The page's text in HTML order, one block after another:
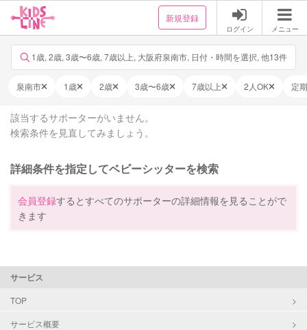
新規登録
ログイン メニュー
1歳, 2歳, 3歳〜6歳, 7歳以上, 大阪府泉南市, 日付・時間を選択, 他13件
泉南市 1歳 2歳 3歳〜6歳 7歳以上 2人OK 定
該当するサポーターがいません。
検索条件を見直してみましょう。
詳細条件を指定してベビーシッターを検索
会員登録するとすべてのサポーターの詳細情報を見ることがで
きます
サービス
TOP
サービス概要